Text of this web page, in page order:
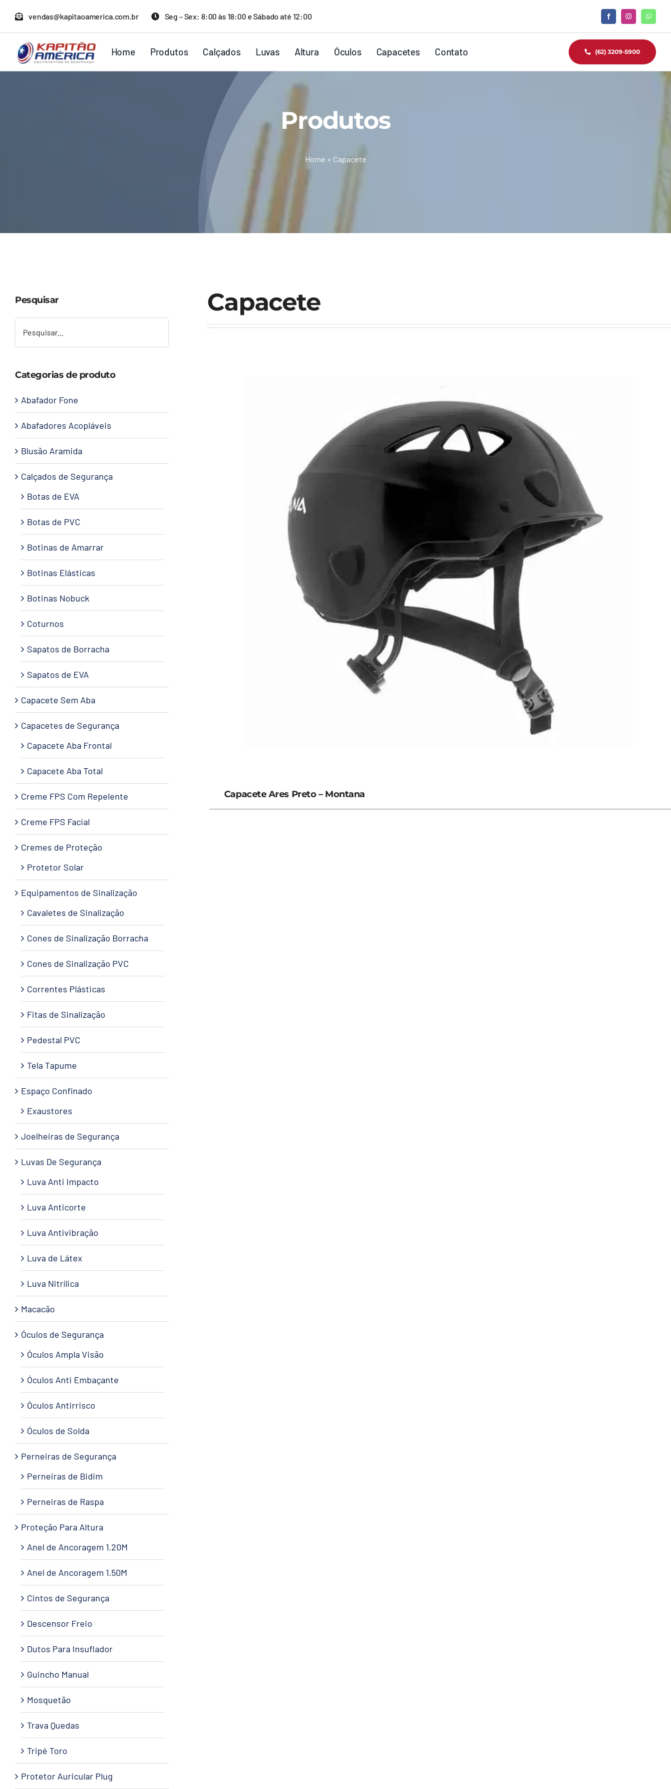
para
conteúdo
vendas@kapitaoamerica.com.br Seg – Sex: 8:00 às 18:00 e Sábado até 12:00
Home Produtos Calçados Luvas Altura Óculos Capacetes Contato (62) 3209-5900
Produtos
Home » Capacete
Capacete
Capacete Ares Preto – Montana
Pesquisar
Categorias de produto
Abafador Fone
Abafadores Acopláveis
Blusão Aramida
Calçados de Segurança
Botas de EVA
Botas de PVC
Botinas de Amarrar
Botinas Elásticas
Botinas Nobuck
Coturnos
Sapatos de Borracha
Sapatos de EVA
Capacete Sem Aba
Capacetes de Segurança
Capacete Aba Frontal
Capacete Aba Total
Creme FPS Com Repelente
Creme FPS Facial
Cremes de Proteção
Protetor Solar
Equipamentos de Sinalização
Cavaletes de Sinalização
Cones de Sinalização Borracha
Cones de Sinalização PVC
Correntes Plásticas
Fitas de Sinalização
Pedestal PVC
Tela Tapume
Espaço Confinado
Exaustores
Joelheiras de Segurança
Luvas De Segurança
Luva Anti Impacto
Luva Anticorte
Luva Antivibração
Luva de Látex
Luva Nitrílica
Macacão
Óculos de Segurança
Óculos Ampla Visão
Óculos Anti Embaçante
Óculos Antirrisco
Óculos de Solda
Perneiras de Segurança
Perneiras de Bidim
Perneiras de Raspa
Proteção Para Altura
Anel de Ancoragem 1.20M
Anel de Ancoragem 1.50M
Cintos de Segurança
Descensor Freio
Dutos Para Insuflador
Guincho Manual
Mosquetão
Trava Quedas
Tripé Toro
Protetor Auricular Plug